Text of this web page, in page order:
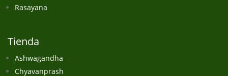
Rasayana
Tienda
Ashwagandha
Chyavanprash